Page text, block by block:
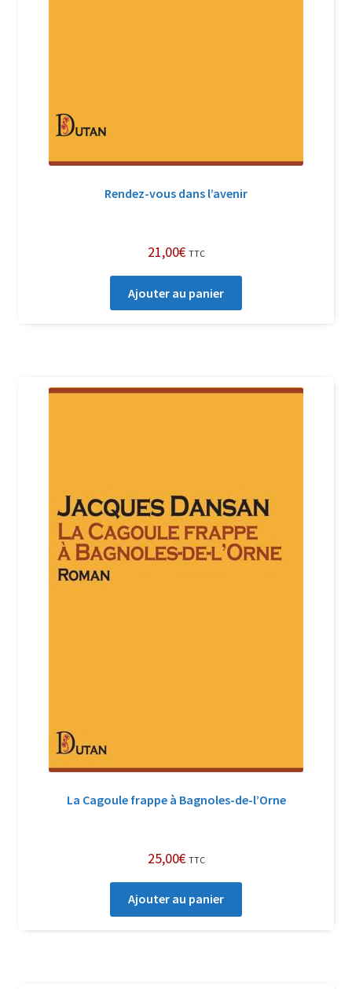
Rendez-vous dans l’avenir
21,00€ TTC
Ajouter au panier
La Cagoule frappe à Bagnoles-de-l’Orne
25,00€ TTC
Ajouter au panier